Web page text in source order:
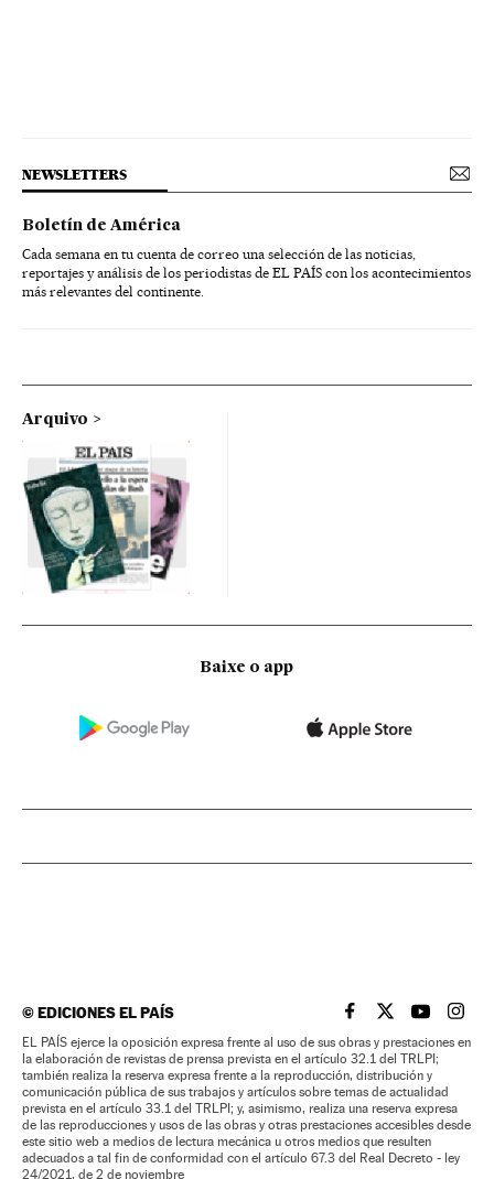
NEWSLETTERS
Boletín de América
Cada semana en tu cuenta de correo una selección de las noticias,
reportajes y análisis de los periodistas de EL PAÍS con los acontecimientos
más relevantes del continente.
Arquivo
Baixe o app
©EDICIONES EL PAÍS EL PAÍS BRASIL EN
EL PAÍSEL PAÍS
EL
EL PAÍS ejerce la oposición expresa frente al uso de sus obras y prestaciones en
la elaboración de revistas de prensa prevista en el artículo 32.1 del TRLPI;
también realiza la reserva expresa frente a la reproducción, distribución y
comunicación pública de sus trabajos y artículos sobre temas de actualidad
prevista en el artículo 33.1 del TRLPI; y, asimismo, realiza una reserva expresa
de las reproducciones y usos de las obras y otras prestaciones accesibles desde
este sitio web a medios de lectura mecánica u otros medios que resulten
adecuados a tal fin de conformidad con el artículo 67.3 del Real Decreto - ley
24/2021, de 2 de noviembre